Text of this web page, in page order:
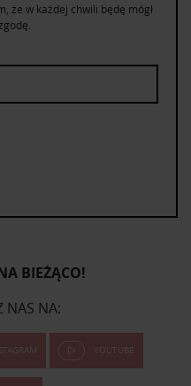
że w każdej chwili będę mógł
BIEŻĄCO!
NAS NA:
YOUTUBE